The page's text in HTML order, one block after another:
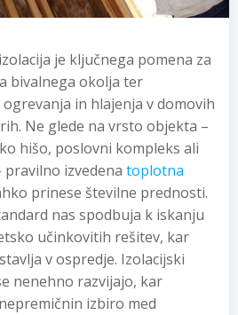
je ključnega pomena za
bivalnega okolja ter
in hlajenja v domovih
Ne glede na vrsto objekta –
hišo, poslovni kompleks ali
izvedena toplotna
prinese številne prednosti.
nas spodbuja k iskanju
učinkovitih rešitev, kar
v ospredje. Izolacijski
nenehno razvijajo, kar
izbiro med